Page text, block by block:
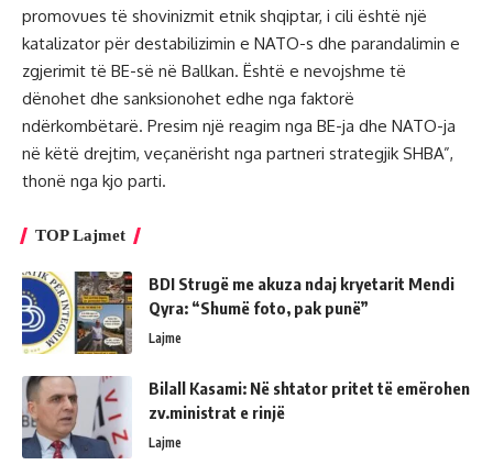
promovues të shovinizmit etnik shqiptar, i cili është një
katalizator për destabilizimin e NATO-s dhe parandalimin e
zgjerimit të BE-së në Ballkan. Është e nevojshme të
dënohet dhe sanksionohet edhe nga faktorë
ndërkombëtarë. Presim një reagim nga BE-ja dhe NATO-ja
në këtë drejtim, veçanërisht nga partneri strategjik SHBA”,
thonë nga kjo parti.
TOP Lajmet
BDI Strugë me akuza ndaj kryetarit Mendi
Qyra: “Shumë foto, pak punë”
Lajme
Bilall Kasami: Në shtator pritet të emërohen
zv.ministrat e rinjë
Lajme